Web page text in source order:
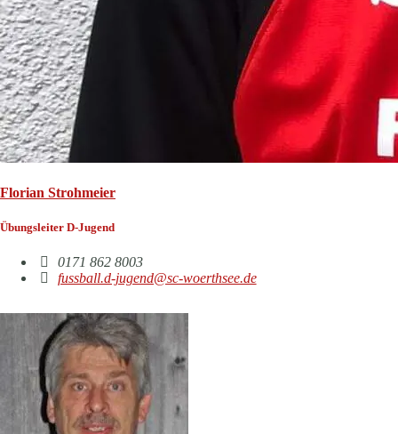
Florian Strohmeier
Übungsleiter D-Jugend
0171 862 8003
fussball.d-jugend@sc-woerthsee.de